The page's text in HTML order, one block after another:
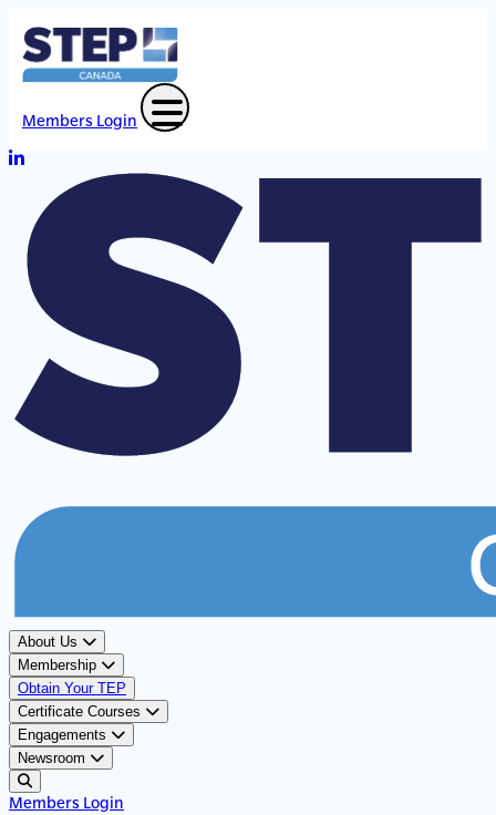
Members Login
About Us
Membership
Obtain Your TEP
Certificate Courses
Engagements
Newsroom
Members Login